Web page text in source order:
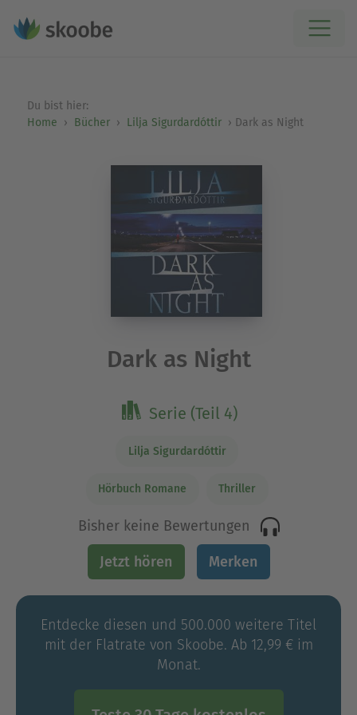
Du bist hier:
Home
Bücher Lilja Sigurdardóttir Dark as Night
Dark as Night
Serie (Teil 4)
Lilja Sigurdardóttir
Hörbuch Romane Thriller
Bisher keine Bewertungen
Jetzt hören Merken
Entdecke diesen und 500.000 weitere Titel
mit der Flatrate von Skoobe. Ab 12,99 € im
Monat.